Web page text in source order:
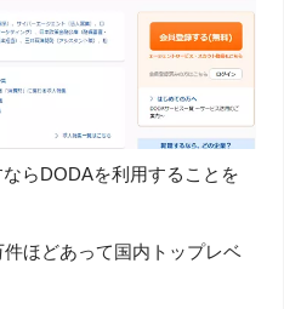
らDODAを利用することを
ほどあって国内トップレベ